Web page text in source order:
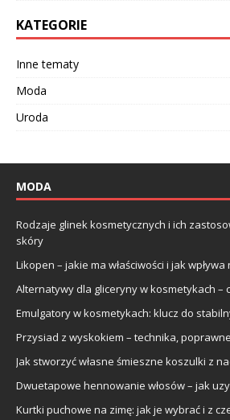
KATEGORIE
Inne tematy
Moda
Uroda
MODA
Rodzaje glinek kosmetycznych i ich
skóry
Likopen – jakie ma właściwości i jak
Alternatywy dla gliceryny w kosmetykach –
Emulgatory w kosmetykach: klucz do
Przysiad z wyskokiem – technika,
Jak stworzyć własne śmieszne koszulki z
Dwuetapowe hennowanie włosów – jak
Kurtki puchowe na zimę: jak je wybrać i z